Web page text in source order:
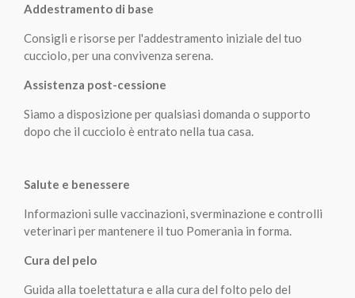
Addestramento di base
Consigli e risorse per l'addestramento iniziale del tuo
cucciolo, per una convivenza serena.
Assistenza post-cessione
Siamo a disposizione per qualsiasi domanda o supporto
dopo che il cucciolo è entrato nella tua casa.
Salute e benessere
Informazioni sulle vaccinazioni, sverminazione e controlli
veterinari per mantenere il tuo Pomerania in forma.
Cura del pelo
Guida alla toelettatura e alla cura del folto pelo del